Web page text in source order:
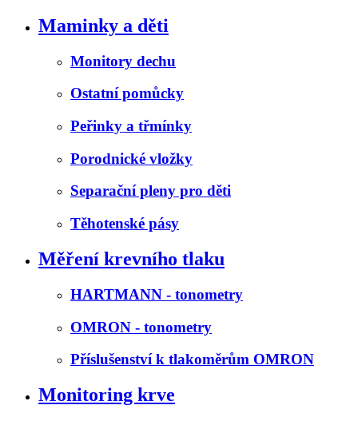
Maminky a děti
Monitory dechu
Ostatní pomůcky
Peřinky a třmínky
Porodnické vložky
Separační pleny pro děti
Těhotenské pásy
Měření krevního tlaku
HARTMANN - tonometry
OMRON - tonometry
Příslušenství k tlakoměrům OMRON
Monitoring krve